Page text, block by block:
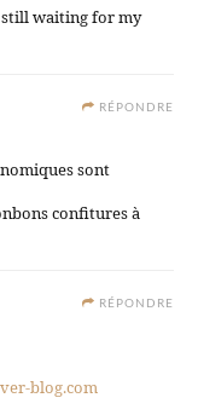
waiting for my
RÉPONDRE
sont
confitures à
RÉPONDRE
blog.com